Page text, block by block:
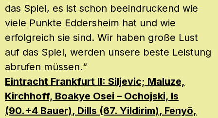
das Spiel, es ist schon beeindruckend wie
viele Punkte Eddersheim hat und wie
erfolgreich sie sind. Wir haben große Lust
auf das Spiel, werden unsere beste Leistung
abrufen müssen.“
Eintracht Frankfurt II: Siljevic; Maluze,
Kirchhoff, Boakye Osei – Ochojski, Is
(90.+4 Bauer), Dills (67. Yildirim), Fenyö,